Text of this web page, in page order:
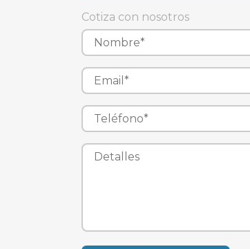
Cotiza con nosotros